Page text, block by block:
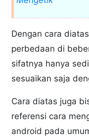
Dengan cara
perbedaan di
sifatnya hanya
sesuaikan saja
Cara diatas juga
referensi cara
android pada